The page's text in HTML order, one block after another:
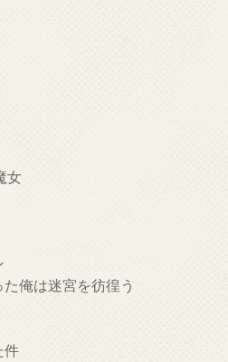
女
俺は迷宮を彷徨う
件